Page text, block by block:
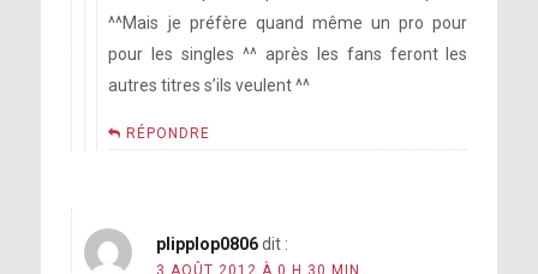
^^Mais je préfère quand même un pro pour
pour les singles ^^ après les fans feront les
autres titres s’ils veulent ^^
RÉPONDRE
plipplop0806 dit :
3 AOÛT 2012 À 0 H 30 MIN